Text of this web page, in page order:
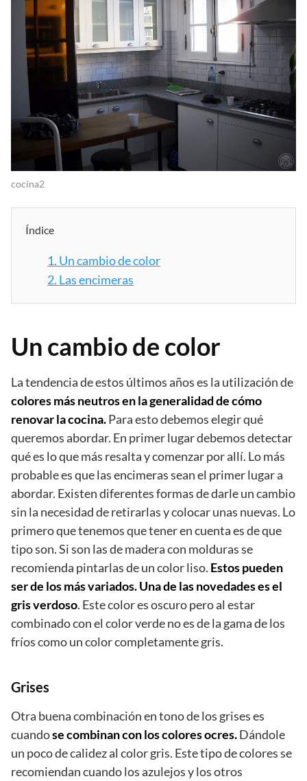
cocina2
Índice
1. Un cambio de color
2. Las encimeras
Un cambio de color
La tendencia de estos últimos años es la utilización de
colores más neutros en la generalidad de cómo
renovar la cocina.Para esto debemos elegir qué
queremos abordar. En primer lugar debemos detectar
qué es lo que más resalta y comenzar por allí. Lo más
probable es que las encimeras sean el primer lugar a
abordar. Existen diferentes formas de darle un cambio
sin la necesidad de retirarlas y colocar unas nuevas. Lo
primero que tenemos que tener en cuenta es de que
tipo son. Si son las de madera con molduras se
recomienda pintarlas de un color liso. Estos pueden
ser de los más variados. Una de las novedades es el
gris verdoso. Este color es oscuro pero al estar
combinado con el color verde no es de la gama de los
fríos como un color completamente gris.
Grises
Otra buena combinación en tono de los grises es
cuandose combinan con los colores ocres.Dándole
un poco de calidez al color gris. Este tipo de colores se
recomiendan cuando los azulejos y los otros